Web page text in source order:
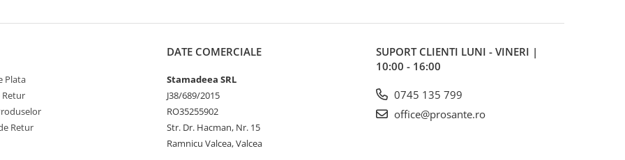
Plata
Retur
Retur
DATE COMERCIALE
Stamadeea SRL
J38/689/2015
RO35255902
Str. Dr. Hacman, Nr. 15
Ramnicu Valcea, Valcea
SUPORT CLIENTI LUNI - VINERI |
10:00 - 16:00
0745 135 799
office@prosante.ro